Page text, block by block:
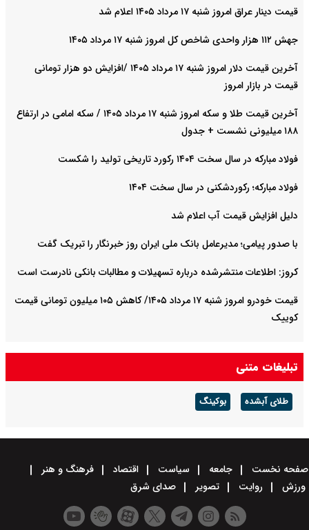
قیمت دینار عراق امروز شنبه ۱۷ مرداد ۱۴۰۵ اعلام شد
جهش ۱۱۲ هزار واحدی شاخص کل امروز شنبه ۱۷ مرداد ۱۴۰۵
آخرین قیمت دلار امروز شنبه ۱۷ مرداد ۱۴۰۵ /افزایش دو هزار تومانی
قیمت در بازار امروز
آخرین قیمت طلا و سکه امروز شنبه ۱۷ مرداد ۱۴۰۵ / سکه امامی در ارتفاع
۱۸۸ میلیونی نشست + جدول
فولاد مبارکه در سال سخت ۱۴۰۴ رکورد تاریخی تولید را شکست
فولاد مبارکه؛ رکوردشکنی در سال سخت ۱۴۰۴
دلیل افزایش قیمت آب اعلام شد
با صدور پیامی؛ مدیرعامل بانک ملی ایران روز خبرنگار را تبریک گفت
کروز: اطلاعات منتشرشده درباره تسهیلات و مطالبات بانکی نادرست است
قیمت خودرو امروز شنبه ۱۷ مرداد ۱۴۰۵/ کاهش ۱۰۵ میلیون تومانی قیمت
کوییک
تبلیغات متنی
طلای آبشده بوکینگ
صفحه نخست جامعه سیاست اقتصاد
فرهنگ و هنر
ورزش
روایت تصویر صدای شرق